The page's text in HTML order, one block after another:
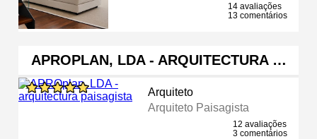
14 avaliações
13 comentários
APROPLAN, LDA - ARQUITECTURA …
Arquiteto
Arquiteto Paisagista
12 avaliações
3 comentários